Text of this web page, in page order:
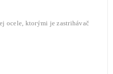
ocele, ktorými je zastrihávač